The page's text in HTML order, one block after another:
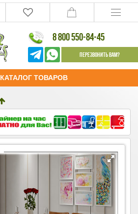
8 800 550-84-45
Перезвонить Вам?
КАТАЛОГ ТОВАРОВ